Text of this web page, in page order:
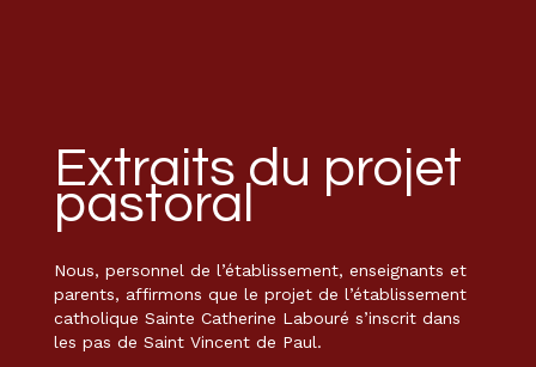
Extraits du projet
pastoral
Nous, personnel de l’établissement, enseignants et
parents, affirmons que le projet de l’établissement
catholique Sainte Catherine Labouré s’inscrit dans
les pas de Saint Vincent de Paul.